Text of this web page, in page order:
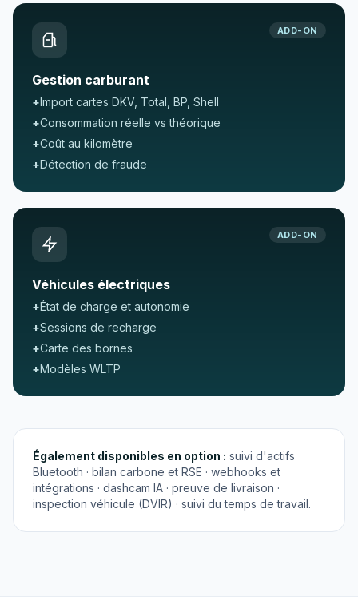
ADD-ON
Gestion carburant
+Import cartes DKV, Total, BP, Shell
+Consommation réelle vs théorique
+Coût au kilomètre
+Détection de fraude
ADD-ON
Véhicules électriques
+État de charge et autonomie
+Sessions de recharge
+Carte des bornes
+Modèles WLTP
Également disponibles en option : suivi d'actifs
Bluetooth · bilan carbone et RSE · webhooks et
intégrations · dashcam IA · preuve de livraison ·
inspection véhicule (DVIR) · suivi du temps de travail.